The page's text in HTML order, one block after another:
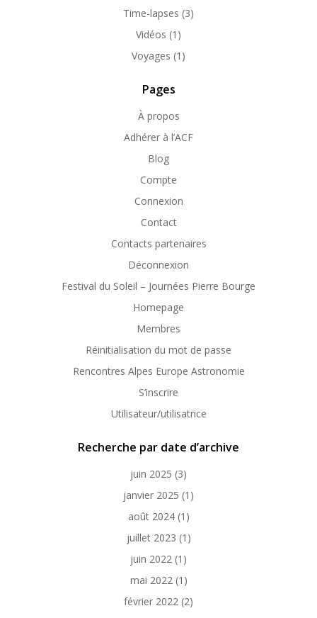
Time-lapses (3)
Vidéos (1)
Voyages (1)
Pages
À propos
Adhérer à l’ACF
Blog
Compte
Connexion
Contact
Contacts partenaires
Déconnexion
Festival du Soleil – Journées Pierre Bourge
Homepage
Membres
Réinitialisation du mot de passe
Rencontres Alpes Europe Astronomie
S’inscrire
Utilisateur/utilisatrice
Recherche par date d’archive
juin 2025 (3)
janvier 2025 (1)
août 2024(1)
juillet 2023 (1)
juin 2022 (1)
mai 2022(1)
février 2022 (2)